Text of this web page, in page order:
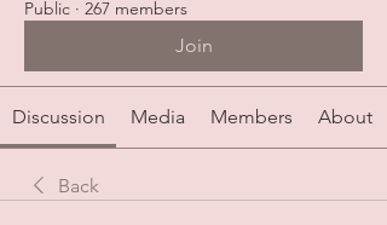
Public · 267 members
Join
Discussion Media Members About
Back